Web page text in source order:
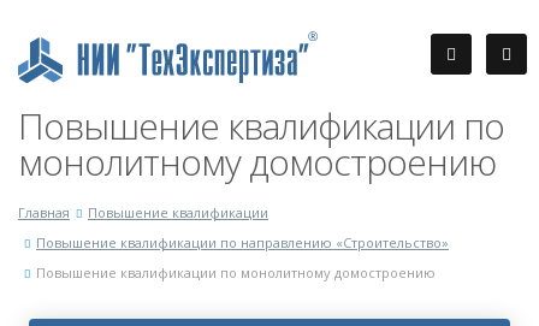
Повышение квалификации по
монолитному домостроению
Главная
Повышение квалификации
Повышение квалификации по направлению «Строительство»
Повышение квалификации по монолитному домостроению